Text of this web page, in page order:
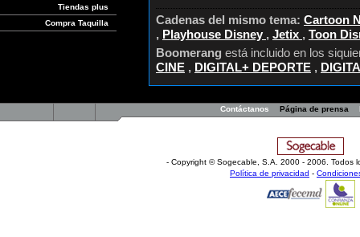
Tiendas plus
Compra Taquilla
Cadenas del mismo tema: Cartoon
, Playhouse Disney , Jetix , Toon
Boomerang está incluido en los
CINE , DIGITAL+ DEPORTE ,
Contáctanos Página de prensa
- Copyright © Sogecable, S.A
2000 - 2006. Todos
Política de privacidad -